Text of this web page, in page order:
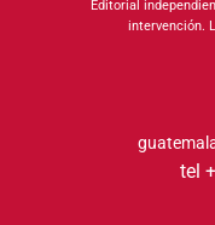
Editorial
intervención.
tel